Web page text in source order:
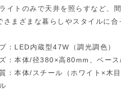
イトのみで天井を照らすなど、
さまざまな暮らしやスタイルに
：LED内蔵型47W（調光調色）
：本体/径380×高80mm、ベー
本体/スチール（ホワイト×木